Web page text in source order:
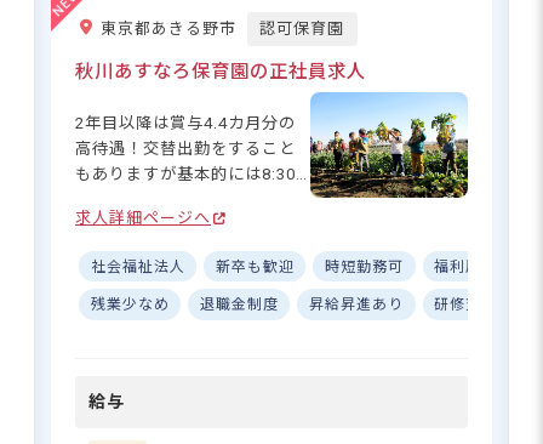
求人情報へ
登録・相談無料
希望に合う求人の
紹介を受ける
できます。交通費支給もある
ので、通勤の負担も軽減！子
どもたちの成長を見守りなが
です。保育士資格をお持ちの
方、ぜひ一緒に子どもたちの
笑顔のために働きませんか？
東京都葛飾区水元1-12-14
JR常磐線「亀有駅」「金町駅」より自転
車10分
■自転車通勤可
※近くに緑が豊富な大きな公園、児童公
園が多数あり静かな環境です。
東京都あきる野市 認可保育園
秋川あすなろ保育園の正社員求人
2年目以降は賞与4.4カ月分の
高待遇！交替出勤をすること
もありますが基本的には8:30
有休は入社月より3日間付与さ
れ、3カ月後には7日間付与
（合計10日付与）！複数担任
制で、入職後は経験豊富な先
きます。自信を持って勤務で
求人詳細ページへ
社会福祉法人 新卒も歓迎 時短勤務可 福利厚生充実
残業少なめ 退職金制度 昇給昇進あり 研修充実
給与